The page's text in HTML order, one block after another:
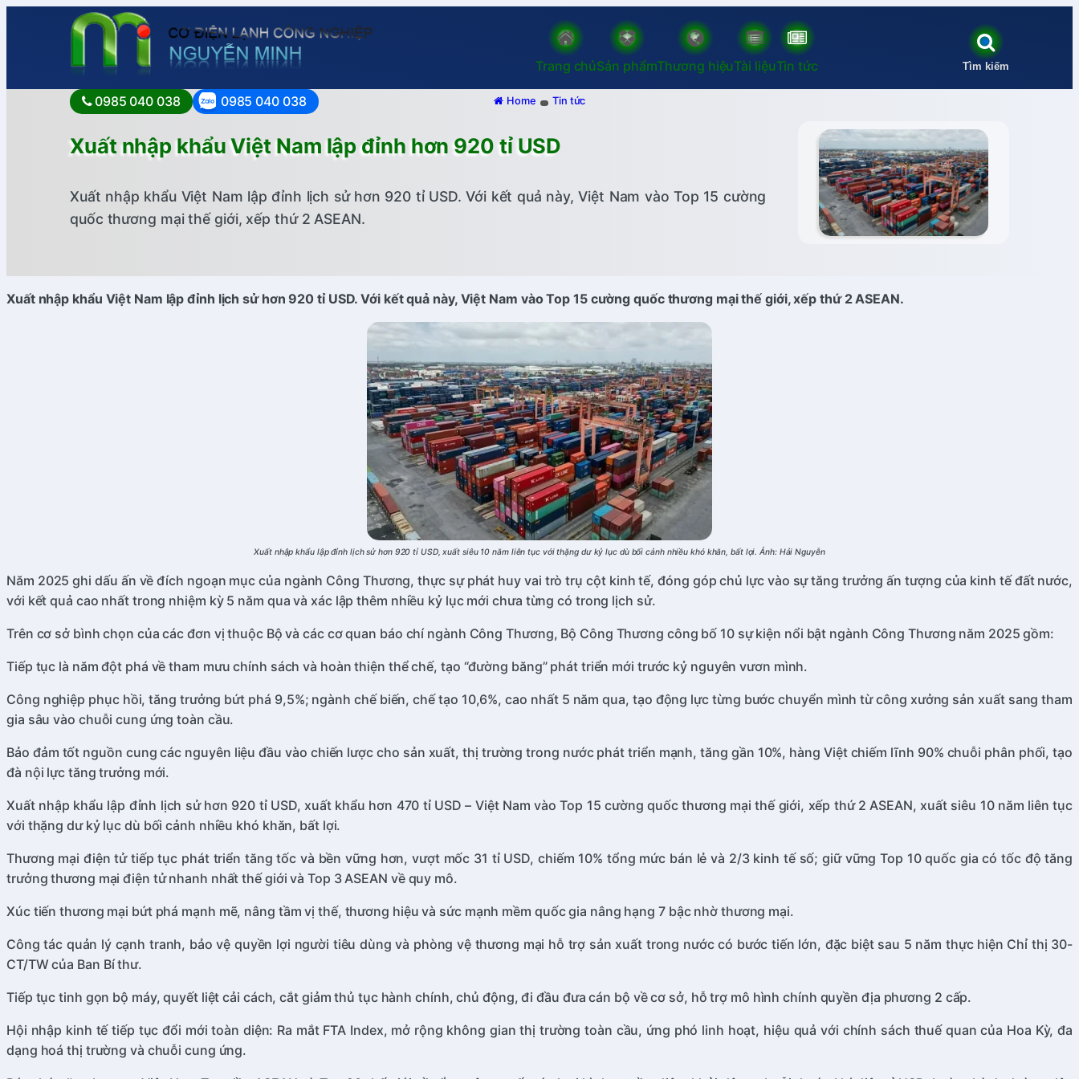
Trang chủSản phẩmThương hiệuTài liệuTin tức Tìm kiếm
0985 040 038 0985 040 038 Home Tin tức
Xuất nhập khẩu Việt Nam lập đỉnh hơn 920 tỉ USD
Xuất nhập khẩu Việt Nam lập đỉnh lịch sử hơn 920 tỉ USD. Với kết quả này, Việt Nam vào Top 15 cường
quốc thương mại thế giới, xếp thứ 2 ASEAN.
Xuất nhập khẩu Việt Nam lập đỉnh lịch sử hơn 920 tỉ USD. Với kết quả này, Việt Nam vào Top 15 cường quốc thương mại thế giới, xếp thứ 2 ASEAN.
Xuất nhập khẩu lập đỉnh lịch sử hơn 920 tỉ USD, xuất siêu 10 năm liên tục với thặng dư kỷ lục dù bối cảnh nhiều khó khăn, bất lợi. Ảnh: Hải Nguyễn
Năm 2025 ghi dấu ấn về đích ngoạn mục của ngành Công Thương, thực sự phát huy vai trò trụ cột kinh tế, đóng góp chủ lực vào sự tăng trưởng ấn tượng của kinh tế đất nước,
với kết quả cao nhất trong nhiệm kỳ 5 năm qua và xác lập thêm nhiều kỷ lục mới chưa từng có trong lịch sử.
Trên cơ sở bình chọn của các đơn vị thuộc Bộ và các cơ quan báo chí ngành Công Thương, Bộ Công Thương công bố 10 sự kiện nổi bật ngành Công Thương năm 2025 gồm:
Tiếp tục là năm đột phá về tham mưu chính sách và hoàn thiện thể chế, tạo “đường băng” phát triển mới trước kỷ nguyên vươn mình.
Công nghiệp phục hồi, tăng trưởng bứt phá 9,5%; ngành chế biến, chế tạo 10,6%, cao nhất 5 năm qua, tạo động lực từng bước chuyển mình từ công xưởng sản xuất sang tham
gia sâu vào chuỗi cung ứng toàn cầu.
Bảo đảm tốt nguồn cung các nguyên liệu đầu vào chiến lược cho sản xuất, thị trường trong nước phát triển mạnh, tăng gần 10%, hàng Việt chiếm lĩnh 90% chuỗi phân phối, tạo
đà nội lực tăng trưởng mới.
Xuất nhập khẩu lập đỉnh lịch sử hơn 920 tỉ USD, xuất khẩu hơn 470 tỉ USD – Việt Nam vào Top 15 cường quốc thương mại thế giới, xếp thứ 2 ASEAN, xuất siêu 10 năm liên tục
với thặng dư kỷ lục dù bối cảnh nhiều khó khăn, bất lợi.
Thương mại điện tử tiếp tục phát triển tăng tốc và bền vững hơn, vượt mốc 31 tỉ USD, chiếm 10% tổng mức bán lẻ và 2/3 kinh tế số; giữ vững Top 10 quốc gia có tốc độ tăng
trưởng thương mại điện tử nhanh nhất thế giới và Top 3 ASEAN về quy mô.
Xúc tiến thương mại bứt phá mạnh mẽ, nâng tầm vị thế, thương hiệu và sức mạnh mềm quốc gia nâng hạng 7 bậc nhờ thương mại.
Công tác quản lý cạnh tranh, bảo vệ quyền lợi người tiêu dùng và phòng vệ thương mại hỗ trợ sản xuất trong nước có bước tiến lớn, đặc biệt sau 5 năm thực hiện Chỉ thị 30-
CT/TW của Ban Bí thư.
Tiếp tục tinh gọn bộ máy, quyết liệt cải cách, cắt giảm thủ tục hành chính, chủ động, đi đầu đưa cán bộ về cơ sở, hỗ trợ mô hình chính quyền địa phương 2 cấp.
Hội nhập kinh tế tiếp tục đổi mới toàn diện: Ra mắt FTA Index, mở rộng không gian thị trường toàn cầu, ứng phó linh hoạt, hiệu quả với chính sách thuế quan của Hoa Kỳ, đa
dạng hoá thị trường và chuỗi cung ứng.